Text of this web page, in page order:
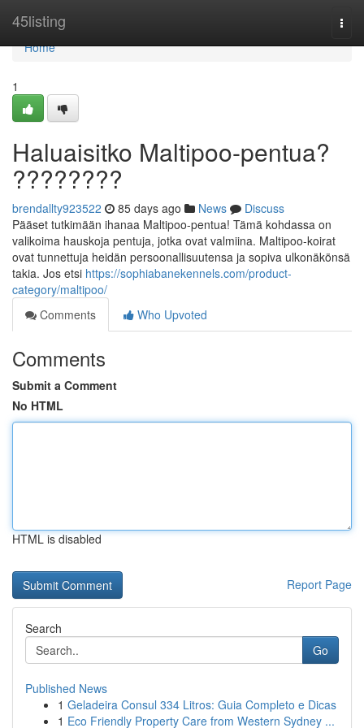
45listing
Home
Home
1
Haluaisitko Maltipoo-pentua?
????????
brendallty923522 85 days ago News
Discuss
Pääset tutkimään ihanaa Maltipoo-pentua! Tämä kohdassa on
valikoima hauskoja pentuja, jotka ovat valmiina. Maltipoo-koirat
ovat tunnettuja heidän persoonallisuutensa ja sopiva ulkonäkönsä
takia. Jos etsi https://sophiabanekennels.com/product-
category/maltipoo/
Comments
Who Upvoted
Comments
Submit a Comment
No HTML
HTML is disabled
Report Page
Search
Go
Published News
1 Geladeira Consul 334 Litros: Guia Completo e Dicas
1 Eco Friendly Property Care from Western Sydney ...